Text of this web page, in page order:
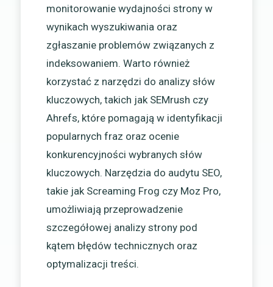
monitorowanie wydajności strony w
wynikach wyszukiwania oraz
zgłaszanie problemów związanych z
indeksowaniem. Warto również
korzystać z narzędzi do analizy słów
kluczowych, takich jak SEMrush czy
Ahrefs, które pomagają w identyfikacji
popularnych fraz oraz ocenie
konkurencyjności wybranych słów
kluczowych. Narzędzia do audytu SEO,
takie jak Screaming Frog czy Moz Pro,
umożliwiają przeprowadzenie
szczegółowej analizy strony pod
kątem błędów technicznych oraz
optymalizacji treści.